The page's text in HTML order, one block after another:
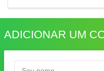
ADICIONAR UM